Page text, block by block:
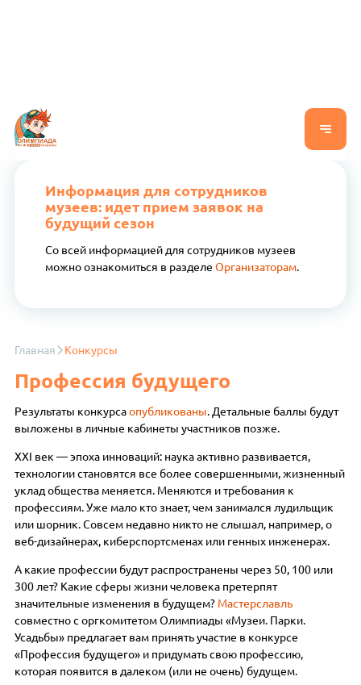
Информация для сотрудников
музеев: идет прием заявок на
будущий сезон
Со всей информацией для сотрудников музеев
можно ознакомиться в разделе Организаторам.
Главная Конкурсы
Профессия будущего
Результаты конкурсаопубликованы. Детальные баллы будут
выложены в личные кабинеты участников позже.
XXI век — эпоха инноваций: наука активно развивается,
технологии становятся все более совершенными, жизненный
уклад общества меняется. Меняются и требования к
профессиям. Уже мало кто знает, чем занимался лудильщик
или шорник. Совсем недавно никто не слышал, например, о
веб-дизайнерах, киберспортсменах или генных инженерах.
А какие профессии будут распространены через 50, 100 или
300 лет? Какие сферы жизни человека претерпят
значительные изменения в будущем? Мастерславль
совместно с оргкомитетом Олимпиады «Музеи. Парки.
Усадьбы» предлагает вам принять участие в конкурсе
«Профессия будущего» и придумать свою профессию,
которая появится в далеком (или не очень) будущем.